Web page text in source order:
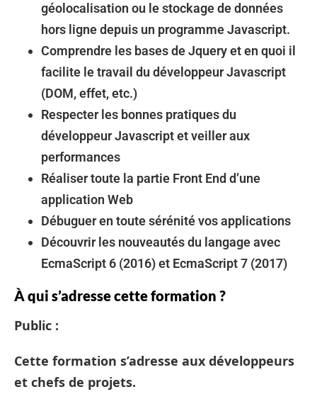
géolocalisation ou le stockage de données
hors ligne depuis un programme Javascript.
Comprendre les bases de Jquery et en quoi il
facilite le travail du développeur Javascript
(DOM, effet, etc.)
Respecter les bonnes pratiques du
développeur Javascript et veiller aux
performances
Réaliser toute la partie Front End d’une
application Web
Débuguer en toute sérénité vos applications
Découvrir les nouveautés du langage avec
EcmaScript 6 (2016) et EcmaScript 7 (2017)
À qui s’adresse cette formation ?
Public :
Cette formation s’adresse aux développeurs
et chefs de projets.